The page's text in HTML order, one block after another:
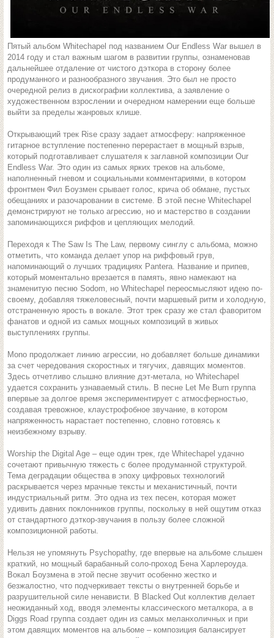
Пятый альбом Whitechapel под названием Our Endless War вышел в
2014 году и стал важным шагом в развитии группы, ознаменовав
дальнейшее отдаление от чистого дэткора в сторону более
продуманного и разнообразного звучания. Это был не просто
очередной релиз в дискографии коллектива, а заявление о
художественном взрослении и очередном намерении еще больше
выйти за пределы жанровых клише.
Открывающий трек Rise сразу задает атмосферу: напряженное
гитарное вступление постепенно перерастает в мощный взрыв,
который подготавливает слушателя к заглавной композиции Our
Endless War. Это один из самых ярких треков на альбоме,
наполненный гневом и социальными комментариями, в котором
фронтмен Фил Боузмен срывает голос, крича об обмане, пустых
обещаниях и разочаровании в системе. В этой песне Whitechapel
демонстрируют не только агрессию, но и мастерство в создании
запоминающихся риффов и цепляющих мелодий.
Переходя к The Saw Is The Law, первому синглу с альбома, можно
отметить, что команда делает упор на риффовый грув,
напоминающий о лучших традициях Pantera. Название и припев,
который моментально врезается в память, явно намекают на
знаменитую песню Sodom, но Whitechapel переосмысляют идею по-
своему, добавляя тяжеловесный, почти маршевый ритм и холодную,
отстраненную ярость в вокале. Этот трек сразу же стал фаворитом
фанатов и одной из самых мощных композиций в живых
выступлениях группы.
Mono продолжает линию агрессии, но добавляет больше динамики
за счет чередования скоростных и тягучих, давящих моментов.
Здесь отчетливо слышно влияние дэт-метала, но Whitechapel
удается сохранить узнаваемый стиль. В песне Let Me Burn группа
впервые за долгое время экспериментирует с атмосферностью,
создавая тревожное, клаустрофобное звучание, в котором
напряженность нарастает постепенно, словно готовясь к
неизбежному взрыву.
Worship the Digital Age – еще один трек, где Whitechapel удачно
сочетают привычную тяжесть с более продуманной структурой.
Тема деградации общества в эпоху цифровых технологий
раскрывается через мрачные тексты и механистичный, почти
индустриальный ритм. Это одна из тех песен, которая может
удивить давних поклонников группы, поскольку в ней ощутим отказ
от стандартного дэткор-звучания в пользу более сложной
композиционной работы.
Нельзя не упомянуть Psychopathy, где впервые на альбоме слышен
краткий, но мощный барабанный соло-проход Бена Харлероуда.
Вокал Боузмена в этой песне звучит особенно жестко и
безжалостно, что подчеркивает тексты о внутренней борьбе и
разрушительной силе ненависти. В Blacked Out коллектив делает
неожиданный ход, вводя элементы классического металкора, а в
Diggs Road группа создает один из самых меланхоличных и при
этом давящих моментов на альбоме – композиция балансирует